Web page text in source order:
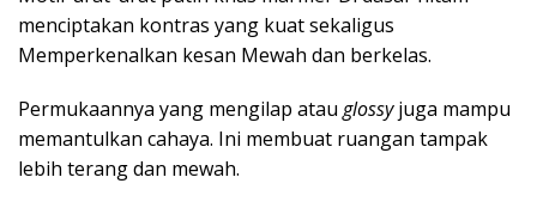
menciptakan kontras yang kuat sekaligus
Memperkenalkan kesan Mewah dan berkelas.
Permukaannya yang mengilap atau glossyjuga mampu
memantulkan cahaya. Ini membuat ruangan tampak
lebih terang dan mewah.